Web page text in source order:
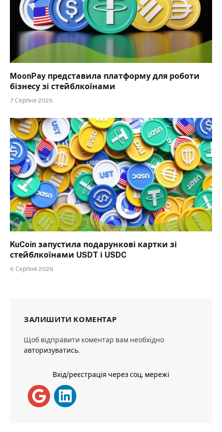
MoonPay представила платформу для роботи
бізнесу зі стейблкоїнами
7 Серпня 2026
KuCoin запустила подарункові картки зі
стейблкоїнами USDT і USDC
6 Серпня 2026
ЗАЛИШИТИ КОМЕНТАР
Щоб відправити коментар вам необхідно
авторизуватись.
Вхід/реєстрація через соц. мережі